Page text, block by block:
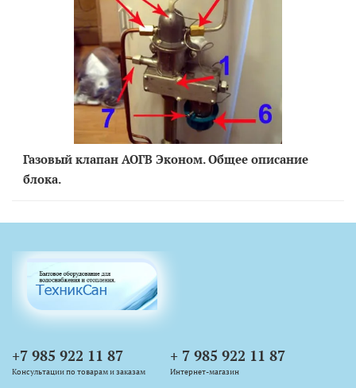
Газовый клапан АОГВ Эконом. Общее описание
блока.
+7 985 922 11 87
Консультации по товарам и заказам
+ 7 985 922 11 87
Интернет-магазин